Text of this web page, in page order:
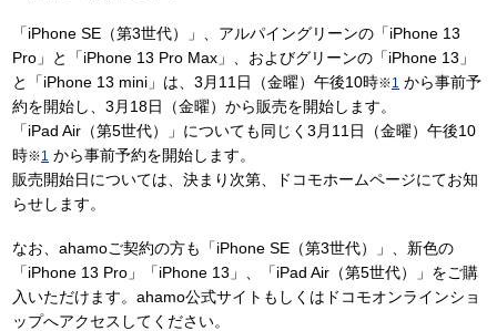
「iPhone SE（第3世代）」、アルパイングリーンの「iPhone 13
Pro」と「iPhone 13 Pro Max」、およびグリーンの「iPhone 13」
と「iPhone 13 mini」は、3月11日（金曜）午後10時※1 から事前予
約を開始し、3月18日（金曜）から販売を開始します。
「iPad Air（第5世代）」についても同じく3月11日（金曜）午後10
時※1 から事前予約を開始します。
販売開始日については、決まり次第、ドコモホームページにてお知
らせします。
なお、ahamoご契約の方も「iPhone SE（第3世代）」、新色の
「iPhone 13 Pro」「iPhone 13」、「iPad Air（第5世代）」をご購
入いただけます。ahamo公式サイトもしくはドコモオンラインショ
ップへアクセスしてください。